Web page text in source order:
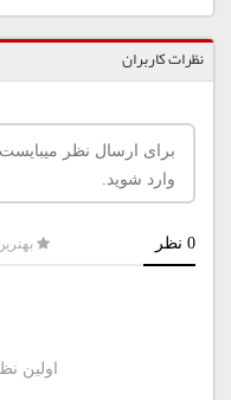
نظرات کاربران